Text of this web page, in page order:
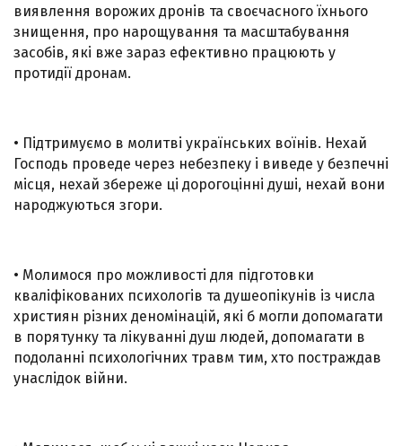
виявлення ворожих дронів та своєчасного їхнього
знищення, про нарощування та масштабування
засобів, які вже зараз ефективно працюють у
протидії дронам.
• Підтримуємо в молитві українських воїнів. Нехай
Господь проведе через небезпеку і виведе у безпечні
місця, нехай збереже ці дорогоцінні душі, нехай вони
народжуються згори.
• Молимося про можливості для підготовки
кваліфікованих психологів та душеопікунів із числа
християн різних деномінацій, які б могли допомагати
в порятунку та лікуванні душ людей, допомагати в
подоланні психологічних травм тим, хто постраждав
унаслідок війни.